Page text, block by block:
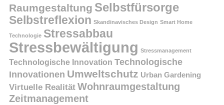
Raumgestaltung Selbstfürsorge
Selbstreflexion Skandinavisches Design Smart Home
Technologie Stressabbau
Stressbewältigung Stressmanagement
Technologische Innovation Technologische
Innovationen Umweltschutz Urban Gardening
Virtuelle Realität Wohnraumgestaltung
Zeitmanagement